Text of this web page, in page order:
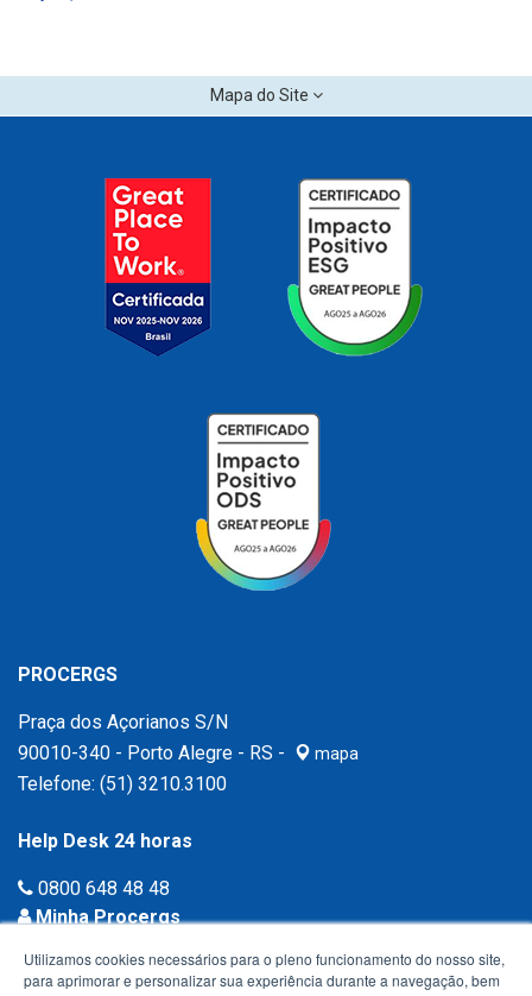
Mapa do Site
PROCERGS
Praça dos Açorianos S/N
90010-340 - Porto Alegre - RS -
mapa
Telefone: (51) 3210.3100
Help Desk 24 horas
0800 648 48 48
Minha Procergs
Utilizamos cookies necessários para o pleno funcionamento do nosso site,
para aprimorar e personalizar sua experiência durante a navegação, bem